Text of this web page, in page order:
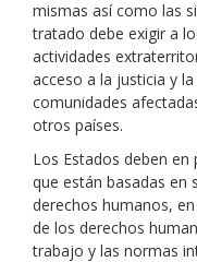
mismas así como las
tratado debe exigir a
actividades
acceso a la justicia y
comunidades
otros países.
Los Estados deben en
que están basadas
derechos humanos,
de los derechos
trabajo y las normas